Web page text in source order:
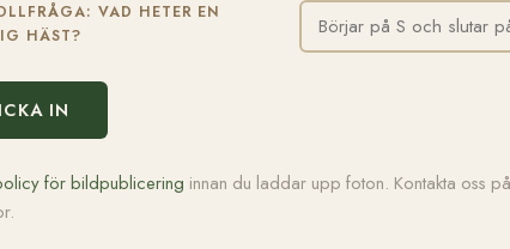
VAD HETER EN
HÄST?
IN
för bildpublicering innan du laddar upp foton. Kontakta oss på